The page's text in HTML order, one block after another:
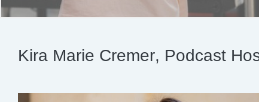
Kira Marie Cremer, Podcast